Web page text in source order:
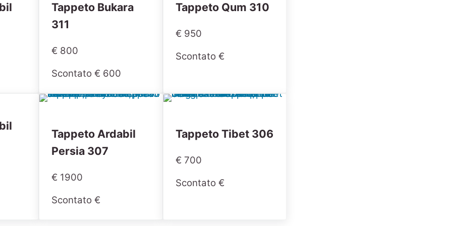
Tappeto Bukara
311
€ 800
Scontato € 600
Tappeto Qum 310
€ 950
Scontato €
Tappeto Ardabil
Persia 307
€ 1900
Scontato €
Tappeto Tibet 306
€ 700
Scontato €